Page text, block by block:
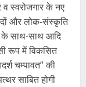
व स्वरोजगार के नए
और लोक-संस्कृति
के साथ-साथ आदि
रूप में विकसित
चम्पावत” की
साबित होगी